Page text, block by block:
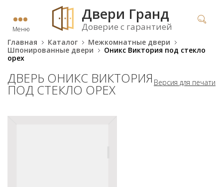
Меню
Двери Гранд
Доверие с гарантией
Главная Каталог
Межкомнатные двери
Шпонированные двери
Оникс Виктория под стекло
орех
Версия для печати
ДВЕРЬ ОНИКС ВИКТОРИЯ
ПОД СТЕКЛО ОРЕХ